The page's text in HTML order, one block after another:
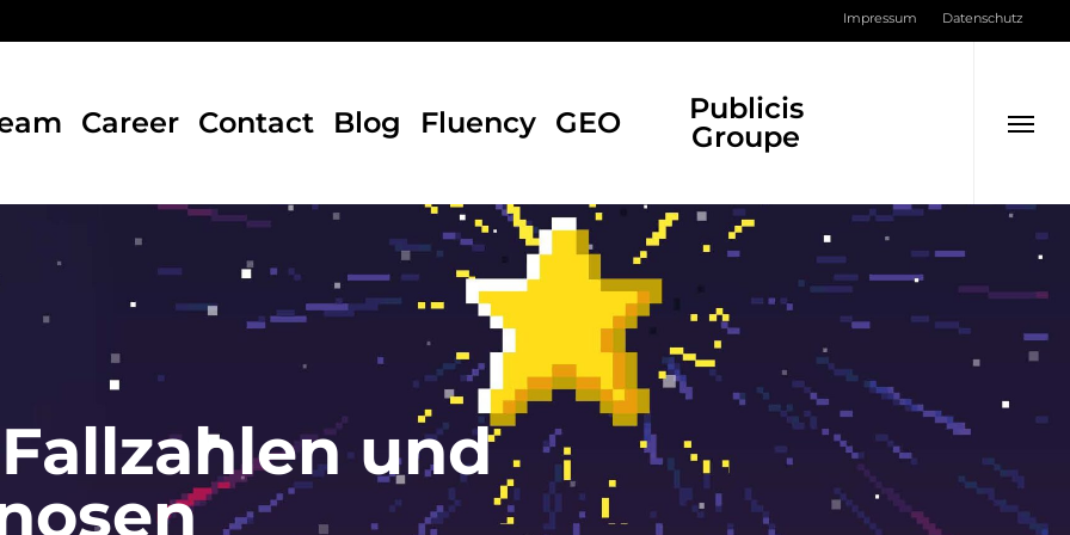
Impressum Datenschutz
Career Contact Blog Fluency GEO
Publicis
Groupe
Menu
und